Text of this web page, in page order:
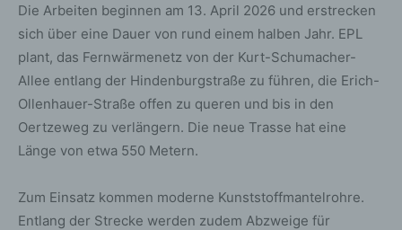
Die Arbeiten beginnen am 13. April 2026 und erstrecken
sich über eine Dauer von rund einem halben Jahr. EPL
plant, das Fernwärmenetz von der Kurt-Schumacher-
Allee entlang der Hindenburgstraße zu führen, die Erich-
Ollenhauer-Straße offen zu queren und bis in den
Oertzeweg zu verlängern. Die neue Trasse hat eine
Länge von etwa 550 Metern.
Zum Einsatz kommen moderne Kunststoffmantelrohre.
Entlang der Strecke werden zudem Abzweige für